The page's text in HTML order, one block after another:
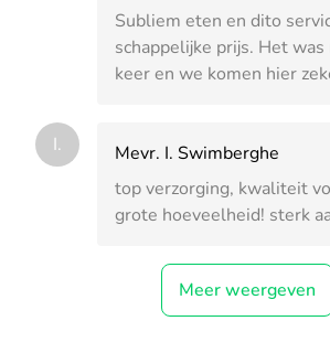
Subliem eten en dito
schappelijke prijs. Het
keer en we komen hier
I.
Mevr. I. Swimberghe
top verzorging, kwaliteit
grote hoeveelheid! sterk
Meer weergeven